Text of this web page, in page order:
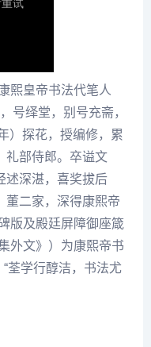
熙皇帝书法代笔人
号绎堂，别号充斋，
）探花，授编修，累
礼部侍郎。卒谥文
述深湛，喜奖拔后
董二家，深得康熙帝
版及殿廷屏障御座箴
外文》）为康熙帝书
荃学行醇洁，书法尤